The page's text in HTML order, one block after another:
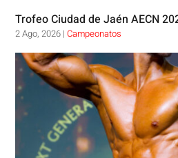
Trofeo Ciudad de Jaén AECN
2 Ago, 2026 |Campeonatos